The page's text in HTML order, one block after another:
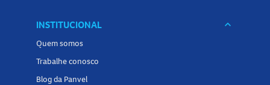
INSTITUCIONAL keyboard_arrow_down
Quem somos
Trabalhe conosco
Blog da Panvel